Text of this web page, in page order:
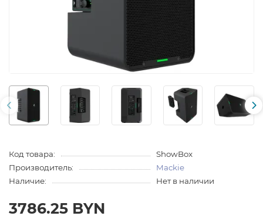
Код товара:
ShowBox
Производитель:
Mackie
Наличие:
Нет в наличии
3786.25 BYN